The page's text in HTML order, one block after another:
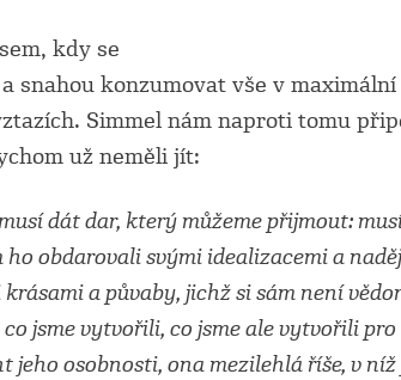
kdy se
snahou konzumovat vše v
Simmel nám naproti tomu
už neměli jít:
dát dar, který můžeme přijmout:
obdarovali svými idealizacemi a
a půvaby, jichž si sám není
jsme vytvořili, co jsme ale vytvořili pro
jeho osobnosti, ona mezilehlá říše, v níž